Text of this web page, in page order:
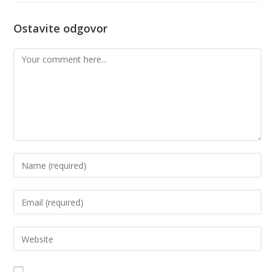
Ostavite odgovor